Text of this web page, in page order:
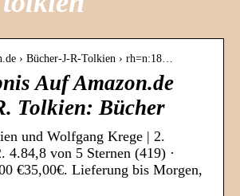
› Bücher-J-R-Tolkien › rh=n:18…
Auf Amazon.de
Tolkien: Bücher
und Wolfgang Krege | 2.
4.84,8 von 5 Sternen (419) ·
€35,00€. Lieferung bis Morgen,